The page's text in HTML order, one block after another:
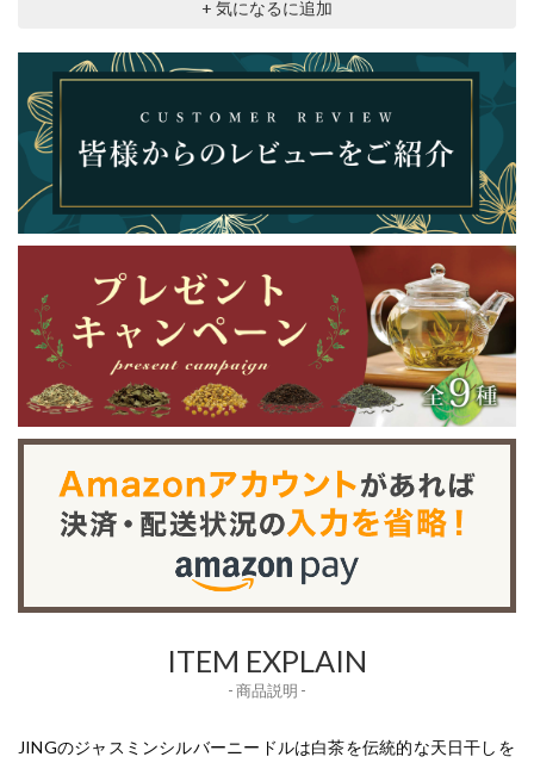
+ 気になるに追加
ITEM EXPLAIN
- 商品説明 -
JINGのジャスミンシルバーニードルは白茶を伝統的な天日干しを